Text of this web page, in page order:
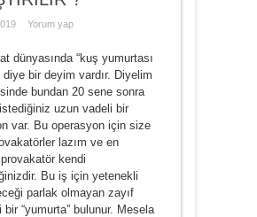
Yorum yap
dünyasında “kuş yumurtası
diye bir deyim vardır. Diyelim
bundan 20 sene sonra
uzun vadeli bir
var. Bu operasyon için size
lazım ve en
kendi
Bu iş için yetenekli
parlak olmayan zayıf
bir “yumurta” bulunur. Mesela